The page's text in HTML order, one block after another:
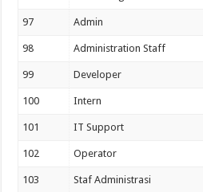
97 Admin
98 Administration Staff
99 Developer
100 Intern
101 IT Support
102 Operator
103 Staf Administrasi